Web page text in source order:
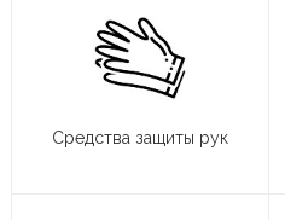
Средства защиты рук